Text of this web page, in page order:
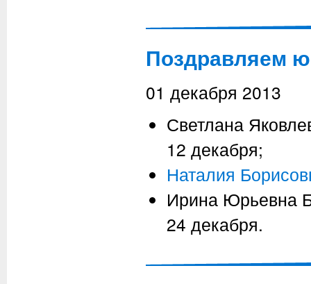
Поздравляем
01 декабря 2013
Светлана
12 декабря;
Наталия
Ирина Юрьевна
24 декабря.